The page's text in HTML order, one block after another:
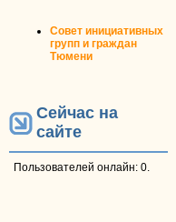
Совет инициативных
групп и граждан
Тюмени
Сейчас на
сайте
Пользователей онлайн: 0.